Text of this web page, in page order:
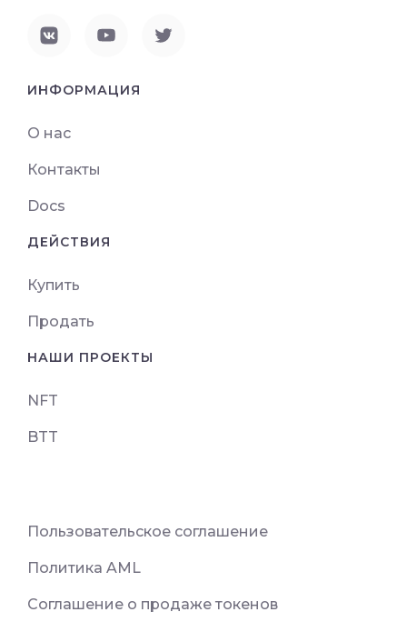
ИНФОРМАЦИЯ
О нас
Контакты
Docs
ДЕЙСТВИЯ
Купить
Продать
НАШИ ПРОЕКТЫ
NFT
BTT
Пользовательское соглашение
Политика AML
Соглашение о продаже токенов